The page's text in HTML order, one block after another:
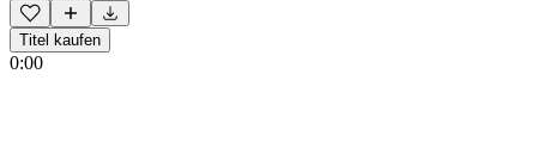
Titel kaufen
0:00